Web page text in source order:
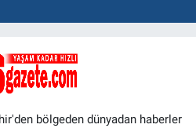
bölgeden dünyadan haberler